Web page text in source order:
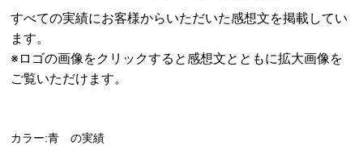
すべての実績にお客様からいただいた感想文を掲載してい
ます。
※ロゴの画像をクリックすると感想文とともに拡大画像を
ご覧いただけます。
カラー:青 の実績